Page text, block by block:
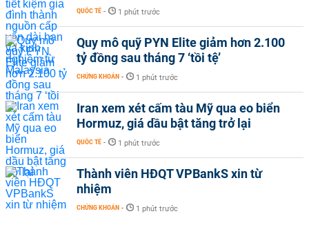
QUỐC TẾ - 1 phút trước
Quy mô quỹ PYN Elite giảm hơn 2.100
tỷ đồng sau tháng 7 ‘tồi tệ’
CHỨNG KHOÁN - 1 phút trước
Iran xem xét cấm tàu Mỹ qua eo biển
Hormuz, giá dầu bật tăng trở lại
QUỐC TẾ - 1 phút trước
Thành viên HĐQT VPBankS xin từ
nhiệm
CHỨNG KHOÁN - 1 phút trước